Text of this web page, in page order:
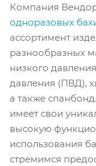
Компания
одноразовых
ассортимент
разнообразных
низкого
давления (ПВД),
а также
имеет свои
высокую
использования
стремимся